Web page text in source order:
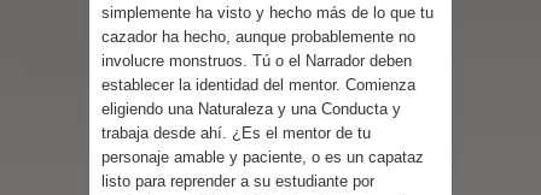
simplemente ha visto y hecho más de lo que tu
cazador ha hecho, aunque probablemente no
involucre monstruos. Tú o el Narrador deben
establecer la identidad del mentor. Comienza
eligiendo una Naturaleza y una Conducta y
trabaja desde ahí. ¿Es el mentor de tu
personaje amable y paciente, o es un capataz
listo para reprender a su estudiante por